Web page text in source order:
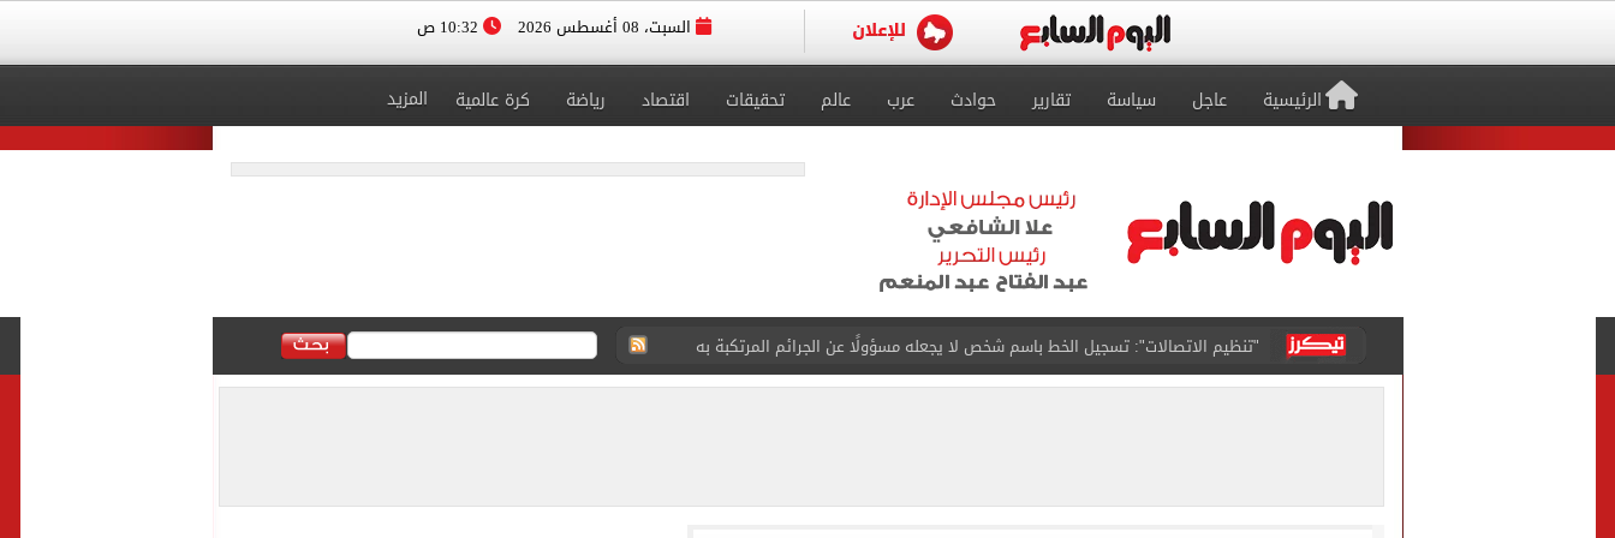
السبت، 08 أغسطس 2026
الرئيسية عاجل سياسة تقارير حوادث عرب عالم تحقيقات اقتصاد رياضة كرة عالمية المزيد
مشاهد ساحرة على شاطئ رأس البر في أجواء صيفية مميزة.. فيديو
الكشف عن قصر محمد صلاح الفاخر فى طرابزون.. صور
برشلونة يطرح تذاكر مواجهة الأهلي على كأس خوان جامبر